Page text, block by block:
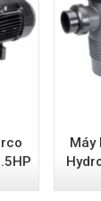
Máy